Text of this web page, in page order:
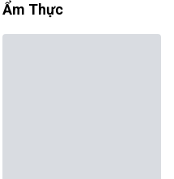
Ẩm Thực